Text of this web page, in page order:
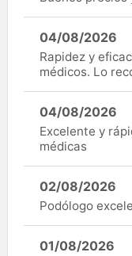
04/08/2026
Rapidez y
médicos. Lo
04/08/2026
Excelente y
médicas
02/08/2026
Podólogo
01/08/2026